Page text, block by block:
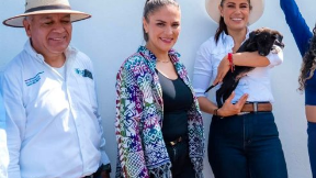
DON'T MISS
La paz se construye desde el hogar: